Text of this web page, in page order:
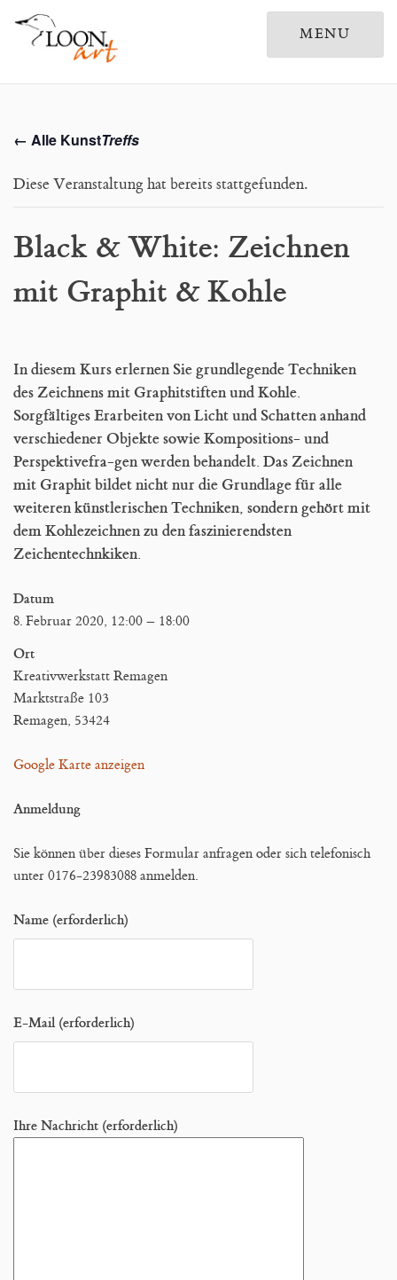
MENU
Leben und Werk
KreativKunstTreff
Drucke
Publikationen
Blog
← Alle KunstTreffs
Diese Veranstaltung hat bereits stattgefunden.
Black & White: Zeichnen
mit Graphit & Kohle
In diesem Kurs erlernen Sie grundlegende Techniken
des Zeichnens mit Graphitstiften und Kohle.
Sorgfältiges Erarbeiten von Licht und Schatten anhand
verschiedener Objekte sowie Kompositions- und
Perspektivefra-gen werden behandelt. Das Zeichnen
mit Graphit bildet nicht nur die Grundlage für alle
weiteren künstlerischen Techniken, sondern gehört mit
dem Kohlezeichnen zu den faszinierendsten
Zeichentechnkiken.
Datum
8. Februar 2020, 12:00 – 18:00
Ort
Kreativwerkstatt Remagen
Marktstraße 103
Remagen, 53424
Google Karte anzeigen
Anmeldung
Sie können über dieses Formular anfragen oder sich telefonisch
unter 0176-23983088 anmelden.
Name (erforderlich)
E-Mail (erforderlich)
Ihre Nachricht (erforderlich)